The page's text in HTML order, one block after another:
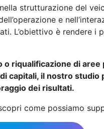
strutturazione del
e
L’obiettivo è rendere i
riqualificazione di
capitali, il nostro
dei risultati.
come possiamo